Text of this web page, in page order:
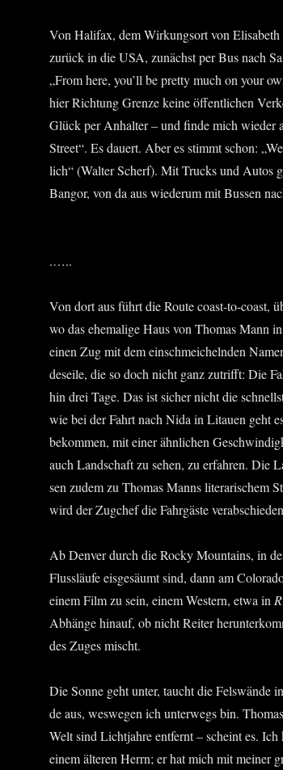
Von Hali­fax, dem Wir­kungs­ort von
zurück in die USA, zunächst per Bus nach
„From here, you’ll be pret­ty much on your
hier Rich­tung Gren­ze kei­ne öffent­li­chen
Glück per Anhal­ter – und fin­de mich wie­der
Street“. Es dau­ert. Aber es stimmt schon:
lich“ (Wal­ter Scherf). Mit Trucks und Autos
Ban­gor, von da aus wie­der­um mit Bus­sen
.…..
Von dort aus führt die Rou­te coast-to-coast,
wo das ehe­ma­li­ge Haus von Tho­mas Mann
einen Zug mit dem ein­schmei­cheln­den
des­ei­le, die so doch nicht ganz zutrifft: Die
hin drei Tage. Das ist sicher nicht die
wie bei der Fahrt nach Nida in Litau­en geht
bekom­men, mit einer ähn­li­chen
auch Land­schaft zu sehen, zu erfah­ren. Die
sen zudem zu Tho­mas Manns lite­ra­ri­schem
wird der Zug­chef die Fahr­gäs­te
Ab Den­ver durch die Rocky Moun­ta­ins, in
Fluss­läu­fe eis­ge­säumt sind, dann am
einem Film zu sein, einem Wes­tern, etwa in
Abhän­ge hin­auf, ob nicht Rei­ter
des Zuges mischt.
Die Son­ne geht unter, taucht die
de aus, wes­we­gen ich unter­wegs bin.
Welt sind Licht­jah­re ent­fernt – scheint es.
einem älte­ren Herrn; er hat mich mit mei­ner